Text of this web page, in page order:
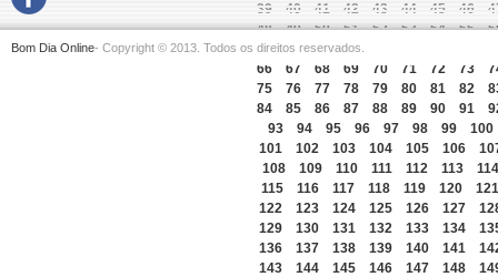
39
40 41 42 43 44 45 46
48
49 50 51 52 53 54 55
57
58 59 60
66
67 68 69 70 71 72 73
75
76 77 78 79 80 81 82
84
85 86 87 88 89 90 91
93
94 95 96 97 98 99
100
101
102 103 104 105 106
108
109 110 111 112 113
114
115
116 117 118 119 120
121
122
123 124 125 126 127
129
130 131 132 133 134
136
137 138 139 140 141
143
144 145 146 147 148
Bom Dia Online- Copyright © 2013. Todos os direitos reservados.